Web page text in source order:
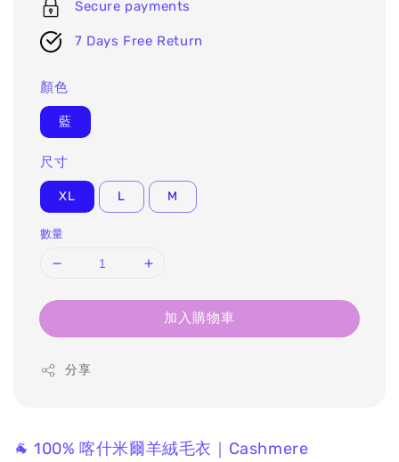
Secure payments
7 Days Free Return
顏色
藍
尺寸
XL L M
數量
加入購物車
分享
🐐 100% 喀什米爾羊絨毛衣｜Cashmere